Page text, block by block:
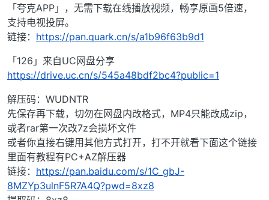
「夸克APP」，无需下载在线播放视频，畅享原画5倍速，
支持电视投屏。
链接： https://pan.quark.cn/s/a1b96f63b9d1
「126」来自UC网盘分享
https://drive.uc.cn/s/545a48bdf2bc4?public=1
解压码：WUDNTR
先保存再下载，切勿在网盘内改格式，MP4只能改成zip，
或者rar第一次改7z会损坏文件
或者你直接右键用其他方式打开，打不开就看下面这个链接
里面有教程有PC+AZ解压器
链接： https://pan.baidu.com/s/1C_gbJ-
8MZYp3ulnF5R7A4Q?pwd=8xz8